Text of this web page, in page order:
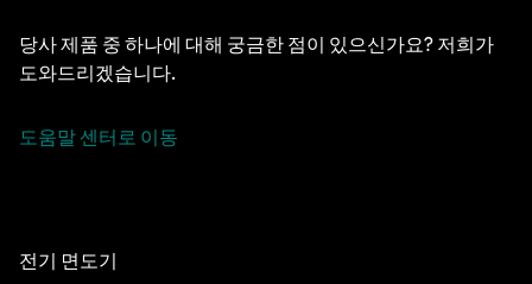
당사 제품 중 하나에 대해 궁금한 점이 있으신가요? 저희가
도와드리겠습니다.
도움말 센터로 이동
전기 면도기